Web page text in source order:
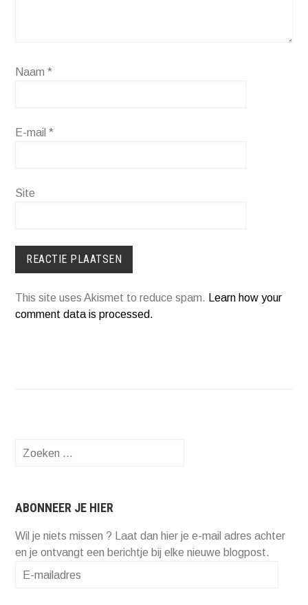
Naam*
E-mail*
Site
This site uses Akismet to reduce spam. Learn how your
comment data is processed.
Zoeken
ABONNEER JE HIER
Wil je niets missen ? Laat dan hier je e-mail adres achter
en je ontvangt een berichtje bij elke nieuwe blogpost.
E-